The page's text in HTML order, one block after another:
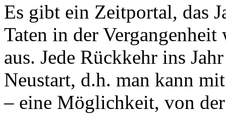
Es gibt ein Zeitportal, das
Taten in der
aus. Jede Rückkehr ins
Neustart, d.h. man kann
– eine Möglichkeit, von